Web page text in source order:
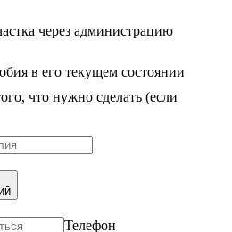
через администрацию
в его текущем состоянии
что нужно сделать (если
Телефон